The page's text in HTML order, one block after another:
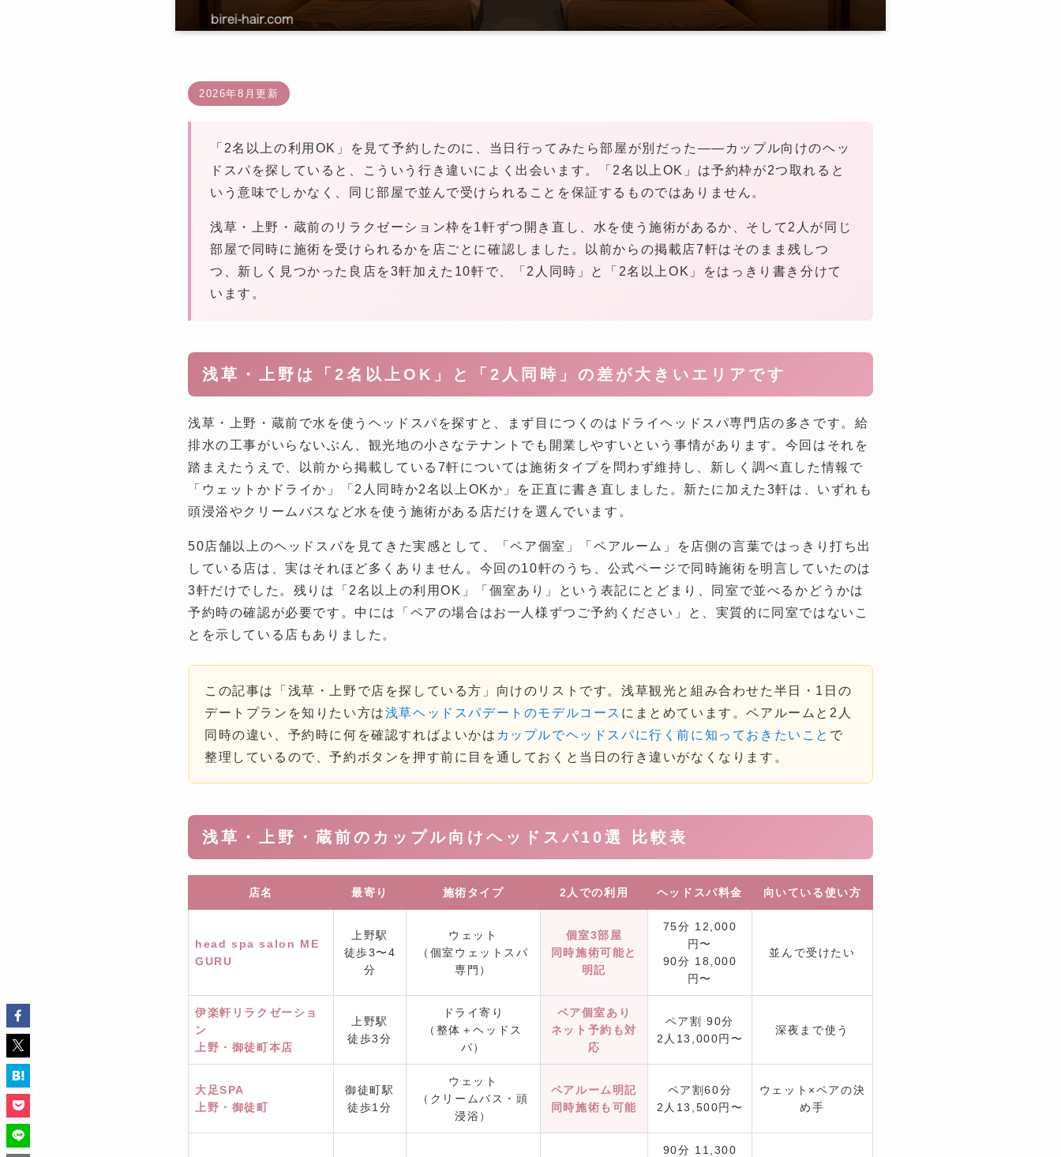
2026年8月更新
「2名以上の利用OK」を見て予約したのに、当日行ってみたら部屋が別だった――カップル向けのヘッ
ドスパを探していると、こういう行き違いによく出会います。「2名以上OK」は予約枠が2つ取れると
いう意味でしかなく、同じ部屋で並んで受けられることを保証するものではありません。
浅草・上野・蔵前のリラクゼーション枠を1軒ずつ開き直し、水を使う施術があるか、そして2人が同じ
部屋で同時に施術を受けられるかを店ごとに確認しました。以前からの掲載店7軒はそのまま残しつ
つ、新しく見つかった良店を3軒加えた10軒で、「2人同時」と「2名以上OK」をはっきり書き分けて
います。
浅草・上野は「2名以上OK」と「2人同時」の差が大きいエリアです
浅草・上野・蔵前で水を使うヘッドスパを探すと、まず目につくのはドライヘッドスパ専門店の多さです。給
排水の工事がいらないぶん、観光地の小さなテナントでも開業しやすいという事情があります。今回はそれを
踏まえたうえで、以前から掲載している7軒については施術タイプを問わず維持し、新しく調べ直した情報で
「ウェットかドライか」「2人同時か2名以上OKか」を正直に書き直しました。新たに加えた3軒は、いずれも
頭浸浴やクリームバスなど水を使う施術がある店だけを選んでいます。
50店舗以上のヘッドスパを見てきた実感として、「ペア個室」「ペアルーム」を店側の言葉ではっきり打ち出
している店は、実はそれほど多くありません。今回の10軒のうち、公式ページで同時施術を明言していたのは
3軒だけでした。残りは「2名以上の利用OK」「個室あり」という表記にとどまり、同室で並べるかどうかは
予約時の確認が必要です。中には「ペアの場合はお一人様ずつご予約ください」と、実質的に同室ではないこ
とを示している店もありました。
この記事は「浅草・上野で店を探している方」向けのリストです。浅草観光と組み合わせた半日・1日の
デートプランを知りたい方は浅草ヘッドスパデートのモデルコース にまとめています。ペアルームと2人
同時の違い、予約時に何を確認すればよいかは カップルでヘッドスパに行く前に知っておきたいこと で
整理しているので、予約ボタンを押す前に目を通しておくと当日の行き違いがなくなります。
浅草・上野・蔵前のカップル向けヘッドスパ10選 比較表
店名 最寄り 施術タイプ 2人での利用 ヘッドスパ料金 向いている使い方
head spa salon ME
GURU
上野駅
徒歩3〜4
分
ウェット
（個室ウェットスパ
専門）
個室3部屋
同時施術可能と
明記
75分 12,000
円〜
90分 18,000
円〜
並んで受けたい
伊楽軒リラクゼーショ
ン
上野・御徒町本店
上野駅
徒歩3分
ドライ寄り
（整体＋ヘッドス
パ）
ペア個室あり
ネット予約も対
応
ペア割 90分
2人13,000円〜
深夜まで使う
大足SPA
上野・御徒町
御徒町駅
徒歩1分
ウェット
（クリームバス・頭
浸浴）
ペアルーム明記
同時施術も可能
ペア割60分
2人13,500円〜
ウェット×ペアの決
め手
90分 11,300